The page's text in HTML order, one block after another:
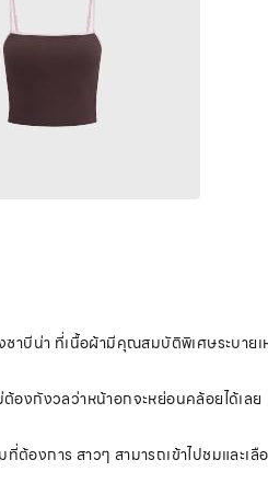
บีน่า ที่เนื้อผ้ามีคุณสมบัติพิเศษระบาย
องกังวลว่าหน้าอกจะหย่อนคล้อยได้เลย
องการ สาวๆ สามารถเข้าไปชมและเ